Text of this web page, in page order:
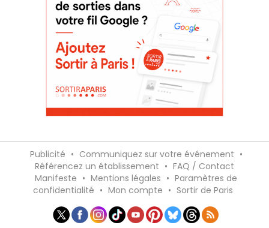
Publicité • Communiquez sur votre événement •
Référencez un établissement • FAQ / Contact
Manifeste • Mentions légales • Paramètres de
confidentialité • Mon compte • Sortir de Paris